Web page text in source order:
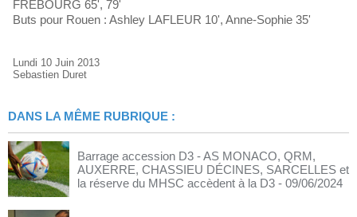
FREBOURG 65', 79'
Buts pour Rouen : Ashley LAFLEUR 10', Anne-Sophie 35'
Lundi 10 Juin 2013
Sebastien Duret
DANS LA MÊME RUBRIQUE :
Barrage accession D3 - AS MONACO, QRM,
AUXERRE, CHASSIEU DÉCINES, SARCELLES et
la réserve du MHSC accèdent à la D3 - 09/06/2024